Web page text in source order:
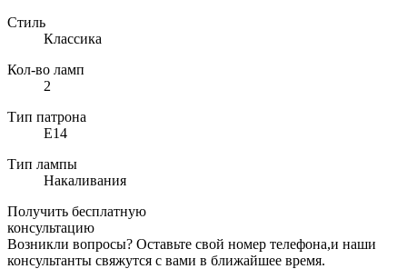
Стиль
Классика
Кол-во ламп
2
Тип патрона
E14
Тип лампы
Накаливания
Получить бесплатную
консультацию
Возникли вопросы? Оставьте свой номер телефона,и наши
консультанты свяжутся с вами в ближайшее время.